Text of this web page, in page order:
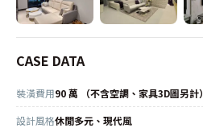
CASE DATA
裝潢費用90 萬 （不含空調、家具3D圖另計）
設計風格休閒多元、現代風